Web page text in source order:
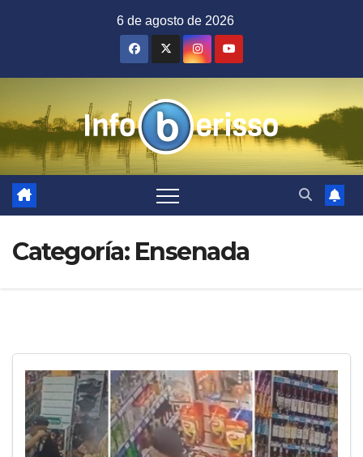
6 de agosto de 2026
Categoría: Ensenada